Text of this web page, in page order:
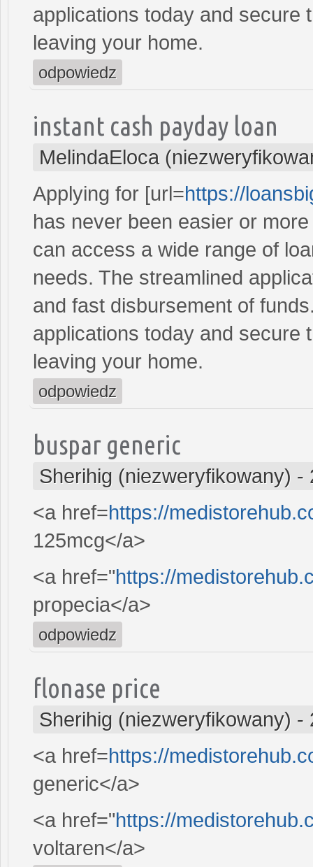
applications today and secure
leaving your home.
odpowiedz
instant cash payday loan
MelindaEloca
Applying for [url=https://
has never been easier or
can access a wide range of
needs. The streamlined
and fast disbursement of
applications today and secure
leaving your home.
odpowiedz
buspar generic
Sherihig (niezweryfikowany) -
<a href=https://
125mcg</a>
<a href="https://
propecia</a>
odpowiedz
flonase price
Sherihig (niezweryfikowany) -
<a href=https://
generic</a>
<a href="https://
voltaren</a>